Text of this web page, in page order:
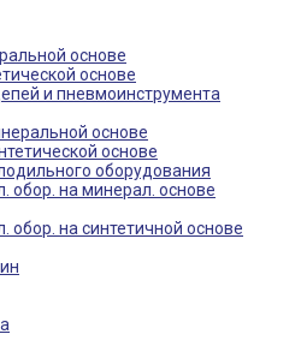
основе
основе
и пневмоинструмента
основе
основе
оборудования
обор. на минерал. основе
обор. на синтетичной основе